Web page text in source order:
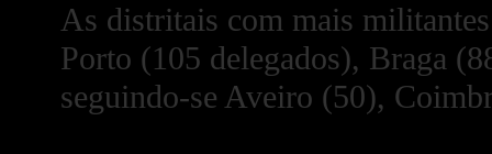
As distritais com mais
Porto (105 delegados), Braga
seguindo-se Aveiro (50),